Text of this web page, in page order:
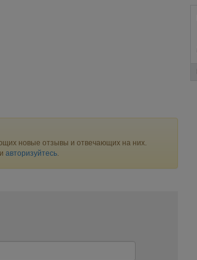
новые отзывы и отвечающих на них.
и авторизуйтесь.